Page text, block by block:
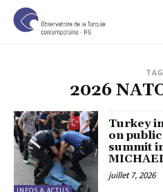
TAG
2026
INFOS & ACTUS
Turkey
on
summit
juillet 7, 2026